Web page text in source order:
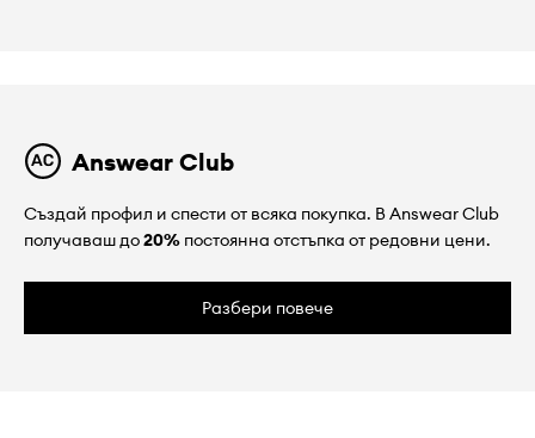
Answear Club
Създай профил и спести от всяка покупка. В Answear Club
получаваш до20% постоянна отстъпка от редовни цени.
Разбери повече